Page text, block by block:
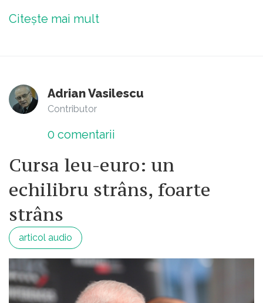
Citește mai mult
Adrian Vasilescu
Contributor
0 comentarii
Cursa leu-euro: un
echilibru strâns, foarte
strâns
articol audio